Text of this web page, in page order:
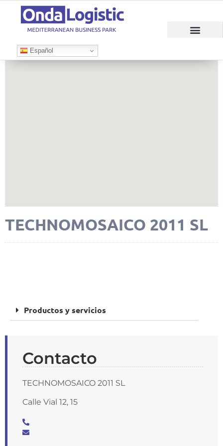
Español
TECHNOMOSAICO 2011 SL
Productos y servicios
Contacto
TECHNOMOSAICO 2011 SL
Calle Vial 12, 15